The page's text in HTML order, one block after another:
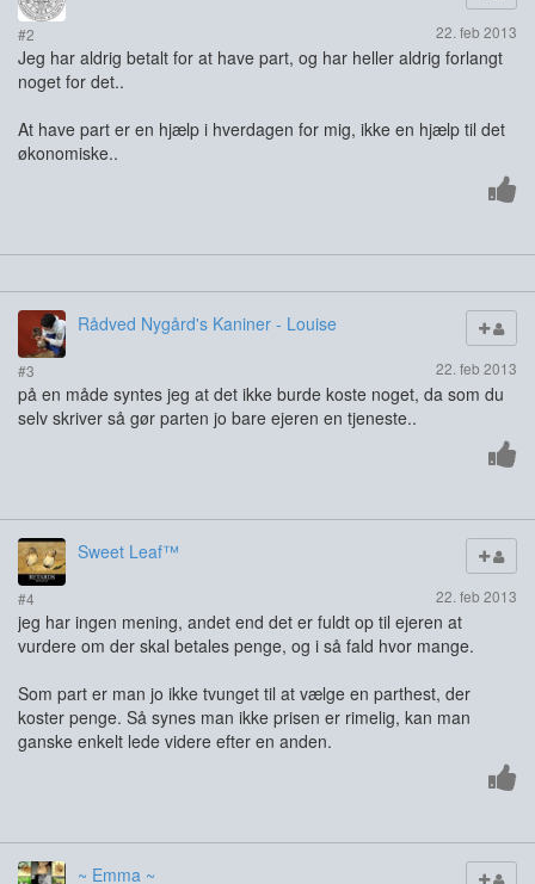
#2 22. feb 2013
Jeg har aldrig betalt for at have part, og har heller aldrig forlangt
noget for det..
At have part er en hjælp i hverdagen for mig, ikke en hjælp til det
økonomiske..
Rådved Nygård's Kaniner - Louise
#3 22. feb 2013
på en måde syntes jeg at det ikke burde koste noget, da som du
selv skriver så gør parten jo bare ejeren en tjeneste..
Sweet Leaf™
#4 22. feb 2013
jeg har ingen mening, andet end det er fuldt op til ejeren at
vurdere om der skal betales penge, og i så fald hvor mange.
Som part er man jo ikke tvunget til at vælge en parthest, der
koster penge. Så synes man ikke prisen er rimelig, kan man
ganske enkelt lede videre efter en anden.
~ Emma ~